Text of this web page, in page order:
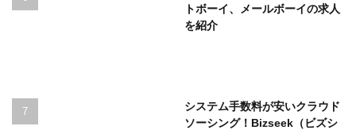
トボーイ、メールボーイの求人
を紹介
システム手数料が安いクラウド
ソーシング！Bizseek（ビズシ